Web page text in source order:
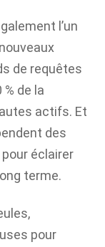
l’un
de requêtes
de la
actifs. Et
des
éclairer
terme.
pour